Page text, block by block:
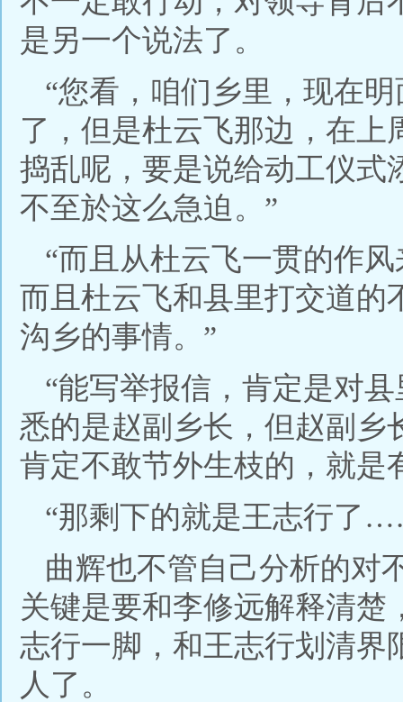
是另一个说法了。
“您看，咱们乡里，现在
了，但是杜云飞那边，在
捣乱呢，要是说给动工仪式
不至於这么急迫。”
“而且从杜云飞一贯的作
而且杜云飞和县里打交道的
沟乡的事情。”
“能写举报信，肯定是对
悉的是赵副乡长，但赵副乡
肯定不敢节外生枝的，就是
“那剩下的就是王志行了
曲辉也不管自己分析的对
关键是要和李修远解释清楚
志行一脚，和王志行划清界
人了。